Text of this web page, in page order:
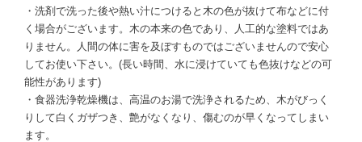
・洗剤で洗った後や熱い汁につけると木の色が抜けて布などに付
く場合がございます。木の本来の色であり、人工的な塗料ではあ
りません。人間の体に害を及ぼすものではございませんので安心
してお使い下さい。(長い時間、水に浸けていても色抜けなどの可
能性があります)
・食器洗浄乾燥機は、高温のお湯で洗浄されるため、木がびっく
りして白くガザつき、艶がなくなり、傷むのが早くなってしまい
ます。